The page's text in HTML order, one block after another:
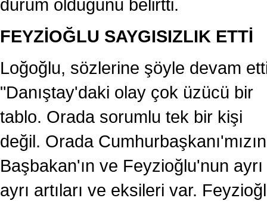
durum olduğunu belirtti.
FEYZİOĞLU SAYGISIZLIK ETTİ
Loğoğlu, sözlerine şöyle devam
"Danıştay'daki olay çok üzücü bir
tablo. Orada sorumlu tek bir kişi
değil. Orada
Başbakan'ın ve Feyzioğlu'nun ayrı
ayrı artıları ve eksileri var.